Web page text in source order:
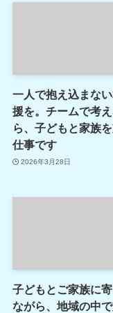
一人で抱え込まな
援を。チームで考
ら、子どもと家族
仕事です
2026年3月28日
子どもとご家族に
ながら、地域の中